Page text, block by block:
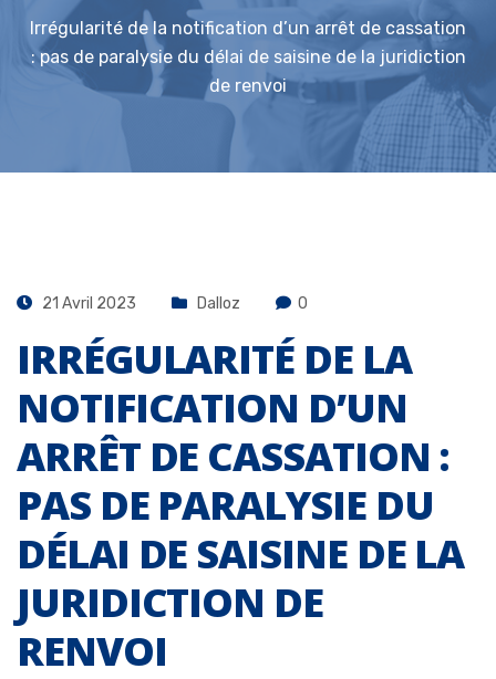
Irrégularité de la notification d’un arrêt de cassation
: pas de paralysie du délai de saisine de la juridiction
de renvoi
21 Avril 2023 Dalloz 0
IRRÉGULARITÉ DE LA
NOTIFICATION D’UN
ARRÊT DE CASSATION :
PAS DE PARALYSIE DU
DÉLAI DE SAISINE DE LA
JURIDICTION DE
RENVOI